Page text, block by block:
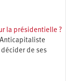
la présidentielle ?
de ses